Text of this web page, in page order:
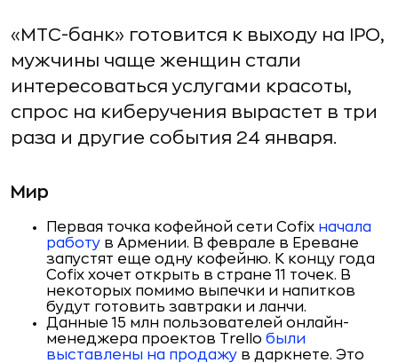
«МТС-банк» готовится к выходу на IPO,
мужчины чаще женщин стали
интересоваться услугами красоты,
спрос на киберучения вырастет в три
раза и другие события 24 января.
Мир
Первая точка кофейной сети Cofix начала
работу в Армении. В феврале в Ереване
запустят еще одну кофейню. К концу года
Cofix хочет открыть в стране 11 точек. В
некоторых помимо выпечки и напитков
будут готовить завтраки и ланчи.
Данные 15 млн пользователей онлайн-
менеджера проектов Trello были
выставлены на продажу в даркнете. Это